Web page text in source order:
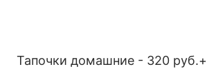
Тапочки домашние - 320 руб.+